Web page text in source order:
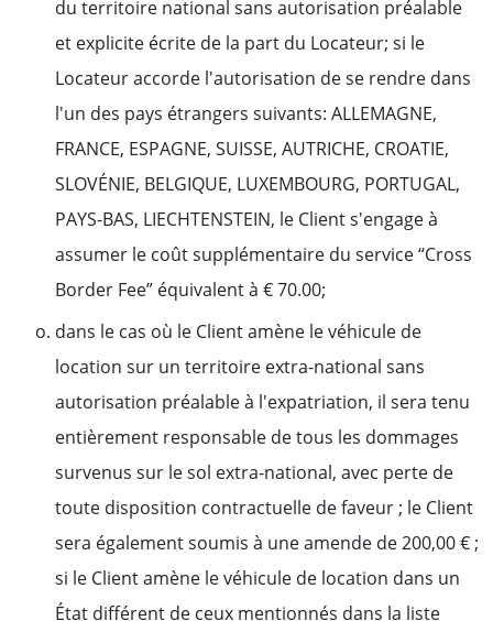
du territoire national sans autorisation préalable
et explicite écrite de la part du Locateur; si le
Locateur accorde l'autorisation de se rendre dans
l'un des pays étrangers suivants: ALLEMAGNE,
FRANCE, ESPAGNE, SUISSE, AUTRICHE, CROATIE,
SLOVÉNIE, BELGIQUE, LUXEMBOURG, PORTUGAL,
PAYS-BAS, LIECHTENSTEIN, le Client s'engage à
assumer le coût supplémentaire du service “Cross
Border Fee” équivalent à € 70.00;
dans le cas où le Client amène le véhicule de
location sur un territoire extra-national sans
autorisation préalable à l'expatriation, il sera tenu
entièrement responsable de tous les dommages
survenus sur le sol extra-national, avec perte de
toute disposition contractuelle de faveur ; le Client
sera également soumis à une amende de 200,00 € ;
si le Client amène le véhicule de location dans un
État différent de ceux mentionnés dans la liste